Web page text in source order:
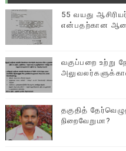
55 வயது
என்பதற்கான
வகுப்பறை உற்று
தகுதித்
நிறைவேறுமா?